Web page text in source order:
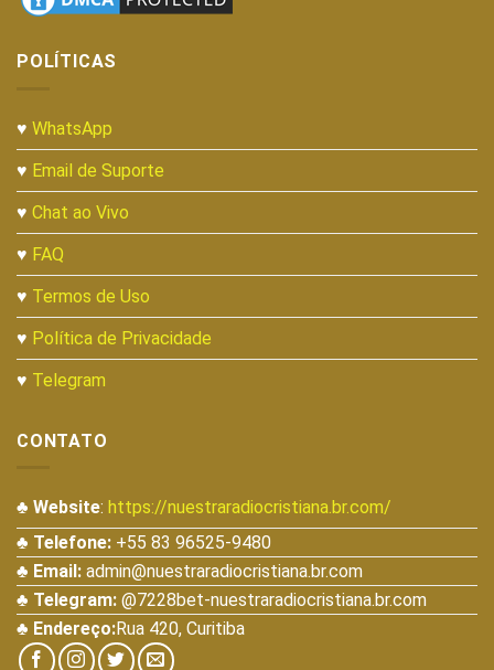
POLÍTICAS
♥ WhatsApp
♥ Email de Suporte
♥ Chat ao Vivo
♥ FAQ
♥ Termos de Uso
♥ Política de Privacidade
♥ Telegram
CONTATO
♣ Website: https://nuestraradiocristiana.br.com/
♣ Telefone: +55 83 96525-9480
♣ Email: admin@nuestraradiocristiana.br.com
♣ Telegram: @7228bet-nuestraradiocristiana.br.com
♣ Endereço:Rua 420, Curitiba